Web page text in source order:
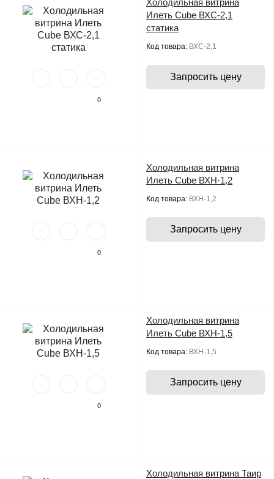
0
Холодильная витрина
Илеть Cube ВХС-2,1
статика
Код товара: ВХС-2,1
Запросить цену
0
Холодильная витрина
Илеть Cube ВХН-1,2
Код товара: ВХН-1,2
Запросить цену
0
Холодильная витрина
Илеть Cube ВХН-1,5
Код товара: ВХН-1,5
Запросить цену
Холодильная витрина Таир